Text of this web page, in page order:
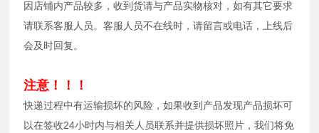
因店铺内产品较多，收到货请与产品实物核对，如有其它要求
请联系客服人员。客服人员不在线时，请留言或电话，上线后
会及时回复。
注意！！！
快递过程中有运输损坏的风险，如果收到产品发现产品损坏可
以在签收24小时内与相关人员联系并提供损坏照片，我们将免